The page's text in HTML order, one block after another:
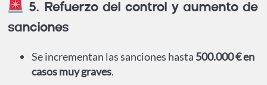
5. Refuerzo del control y aumento de
sanciones
Se incrementan las sanciones hasta 500.000 € en
casos muy graves.